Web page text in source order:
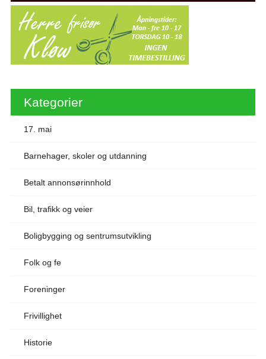
Kategorier
17. mai
Barnehager, skoler og utdanning
Betalt annonsørinnhold
Bil, trafikk og veier
Boligbygging og sentrumsutvikling
Folk og fe
Foreninger
Frivillighet
Historie